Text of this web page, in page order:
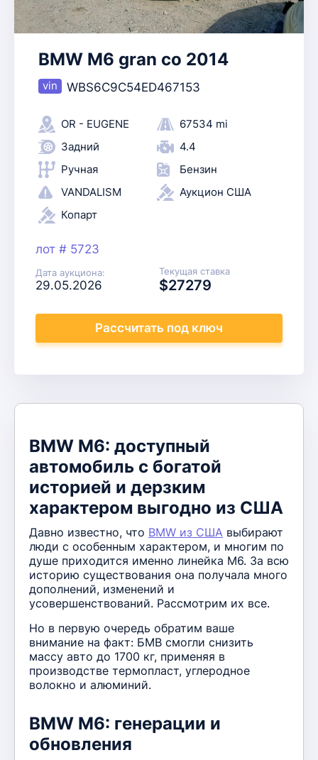
BMW M6 gran co 2014
WBS6C9C54ED467153
OR - EUGENE
67534 mi
Задний
4.4
Ручная
Бензин
VANDALISM
Аукцион США
Копарт
лот # 5723
Дата аукциона:
29.05.2026
Текущая ставка
$27279
Рассчитать под ключ
BMW M6: доступный
автомобиль с богатой
историей и дерзким
характером выгодно из США
Давно известно, что BMW из США выбирают
люди с особенным характером, и многим по
душе приходится именно линейка М6. За всю
историю существования она получала много
дополнений, изменений и
усовершенствований. Рассмотрим их все.
Но в первую очередь обратим ваше
внимание на факт: БМВ смогли снизить
массу авто до 1700 кг, применяя в
производстве термопласт, углеродное
волокно и алюминий.
BMW M6: генерации и
обновления